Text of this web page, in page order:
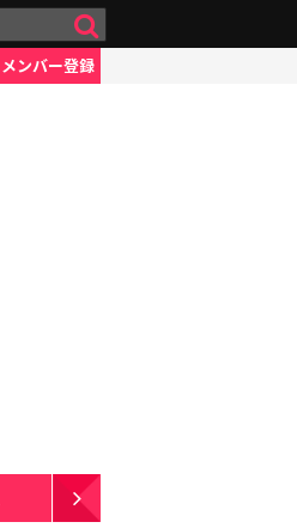
メンバー登録